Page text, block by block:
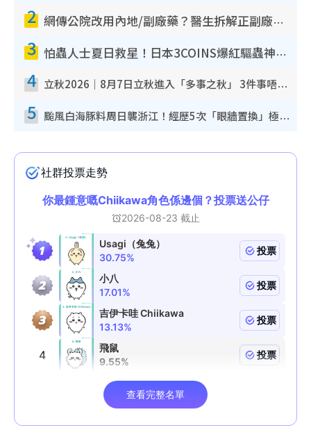
2 網傳公院改用內地/副廠藥？醫生拆解正副廠分別 揭4類人換藥隨時出事
3 怕蟲人士夏日救星！日本3COINS爆紅驅蟲神器$45起 1招「全程免觸碰」輕鬆搞定小強
4 立秋2026｜8月7日立秋進入「多事之秋」 3件事唔做得！專家教6招開運 清枱頭／銀包納氣接好運
5 颱風白海豚料周日襲浙江！經歷5次「眼牆置換」極罕見 成登陸內地最長途颱風